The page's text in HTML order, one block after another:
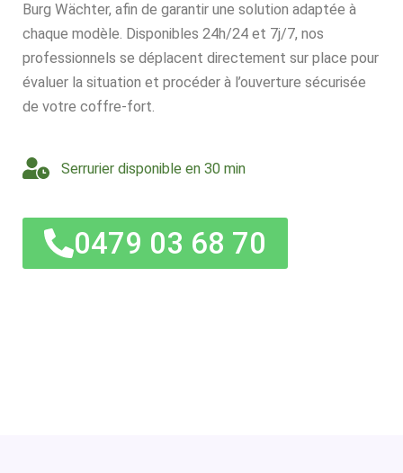
Burg Wächter, afin de garantir une solution adaptée à
chaque modèle. Disponibles 24h/24 et 7j/7, nos
professionnels se déplacent directement sur place pour
évaluer la situation et procéder à l’ouverture sécurisée
de votre coffre-fort.
Serrurier disponible en 30 min
0479 03 68 70